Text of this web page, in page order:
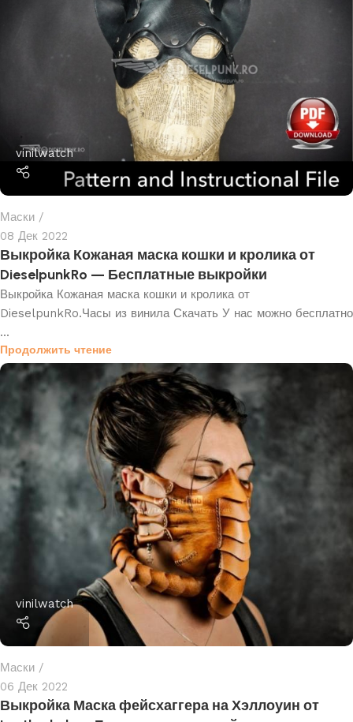
vinilwatch
Маски
08 Дек 2022
Выкройка Кожаная маска кошки и кролика от
DieselpunkRo — Бесплатные выкройки
Выкройка Кожаная маска кошки и кролика от
DieselpunkRo.Часы из винила Скачать У нас можно бесплатно
...
Продолжить чтение
vinilwatch
Маски
06 Дек 2022
Выкройка Маска фейсхаггера на Хэллоуин от